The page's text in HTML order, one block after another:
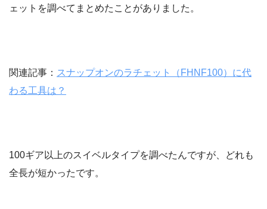
ェットを調べてまとめたことがありました。
関連記事： スナップオンのラチェット（FHNF100）に代
わる工具は？
100ギア以上のスイベルタイプを調べたんですが、どれも
全長が短かったです。